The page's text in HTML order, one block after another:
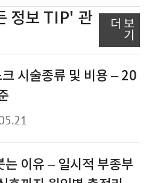
정보 TIP' 관
더 보
기
시술종류 및 비용 – 20
는 이유 – 일시적 부종부